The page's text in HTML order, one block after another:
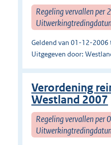
Regeling vervallen
Geldend van 01-12-
Uitgegeven door:
Verordening
Westland 2007
Regeling vervallen